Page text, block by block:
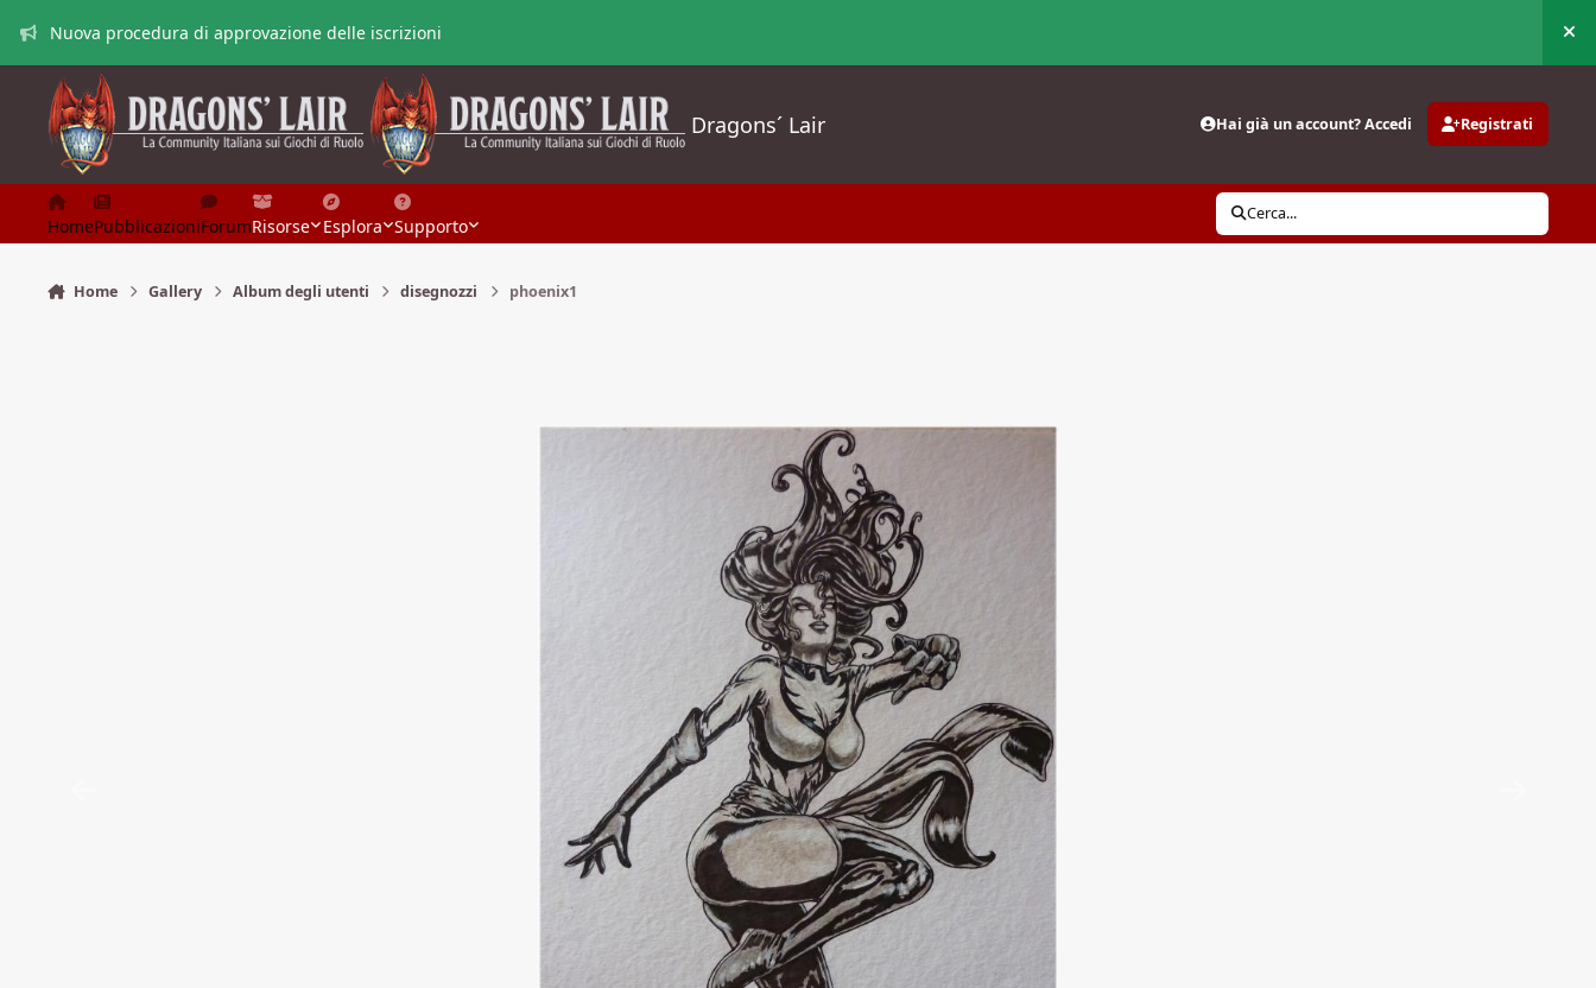
Nuova procedura di approvazione delle iscrizioni
Dragons´ Lair Hai già un account? Accedi Registrati
HomePubblicazioniForumRisorse Esplora Supporto
Cerca...
Home Gallery Album degli utenti disegnozzi phoenix1